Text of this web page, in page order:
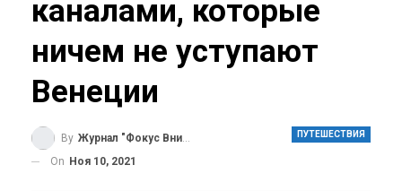
каналами, которые
ничем не уступают
Венеции
ПУТЕШЕСТВИЯ
By Журнал "Фокус Внимания"
On Ноя 10, 2021